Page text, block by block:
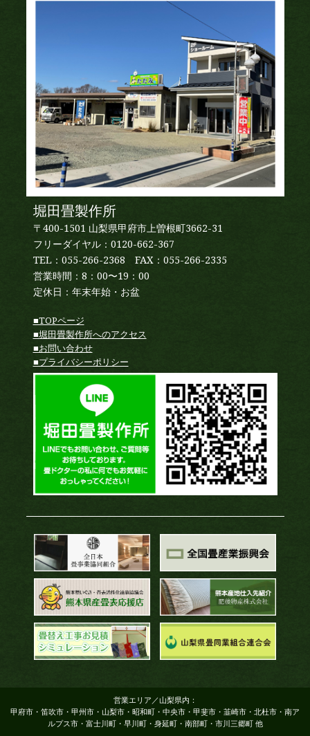
堀田畳製作所
〒400-1501 山梨県甲府市上曽根町3662-31
フリーダイヤル：0120-662-367
TEL：055-266-2368 FAX：055-266-2335
営業時間：8：00〜19：00
定休日：年末年始・お盆
■TOPページ
■堀田畳製作所へのアクセス
■お問い合わせ
■プライバシーポリシー
営業エリア／山梨県内：
甲府市・笛吹市・甲州市・山梨市・昭和町・中央市・甲斐市・韮崎市・北杜市・南ア
ルプス市・富士川町・早川町・身延町・南部町・市川三郷町 他